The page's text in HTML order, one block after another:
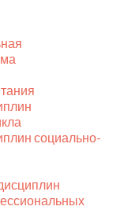
социально-